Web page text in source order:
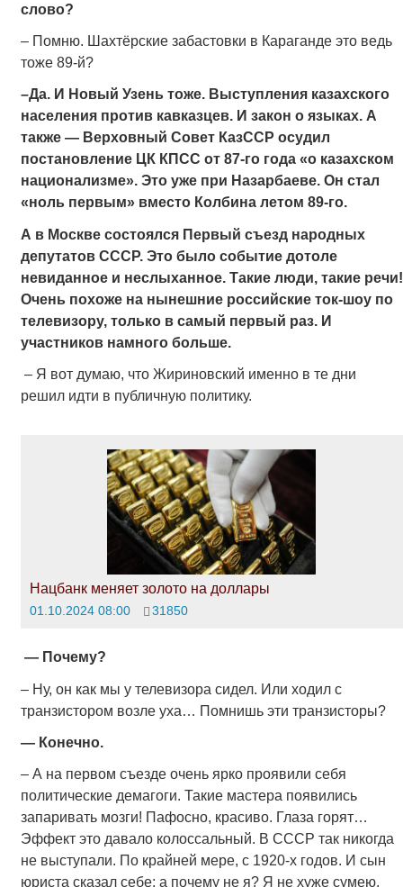
слово?
– Помню. Шахтёрские забастовки в Караганде это ведь
тоже 89-й?
–Да. И Новый Узень тоже. Выступления казахского
населения против кавказцев. И закон о языках. А
также — Верховный Совет КазССР осудил
постановление ЦК КПСС от 87-го года «о казахском
национализме». Это уже при Назарбаеве. Он стал
«ноль первым» вместо Колбина летом 89-го.
А в Москве состоялся Первый съезд народных
депутатов СССР. Это было событие дотоле
невиданное и неслыханное. Такие люди, такие речи!
Очень похоже на нынешние российские ток-шоу по
телевизору, только в самый первый раз. И
участников намного больше.
– Я вот думаю, что Жириновский именно в те дни
решил идти в публичную политику.
Нацбанк меняет золото на доллары
01.10.2024 08:00 31850
— Почему?
– Ну, он как мы у телевизора сидел. Или ходил с
транзистором возле уха… Помнишь эти транзисторы?
— Конечно.
– А на первом съезде очень ярко проявили себя
политические демагоги. Такие мастера появились
запаривать мозги! Пафосно, красиво. Глаза горят…
Эффект это давало колоссальный. В СССР так никогда
не выступали. По крайней мере, с 1920-х годов. И сын
юриста сказал себе: а почему не я? Я не хуже сумею.